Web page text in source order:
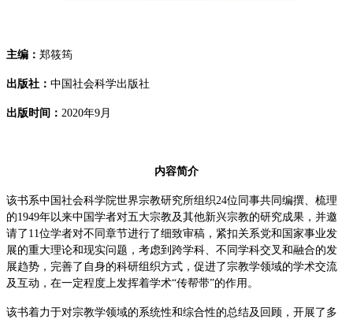
主编： 郑筱筠
出版社： 中国社会科学出版社
出版时间： 2020年9 月
内容简介
该书系中国社会科学院世界宗教研究所组织24位同事共同编撰、梳理
的1949年以来中国学者对五大宗教及其他新兴宗教的研究成果，并邀
请了 11 位学者对不同章节进行了细致审稿，紧扣关系党和国家事业发
展的重大理论和现实问题，考虑到跨学科、不同学科交叉和融合的发
展趋势，完善了自身的科研组织方式，促进了宗教学领域的学术交流
及互动，在一定程度上发挥着学术“传帮带”的作用。
该书着力于对宗教学领域的系统性和综合性的总结及回顾，开展了多